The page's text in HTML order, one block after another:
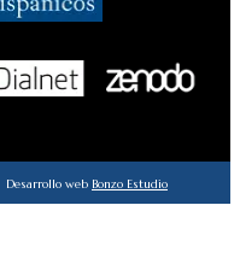
Desarrollo web Bonzo Estudio